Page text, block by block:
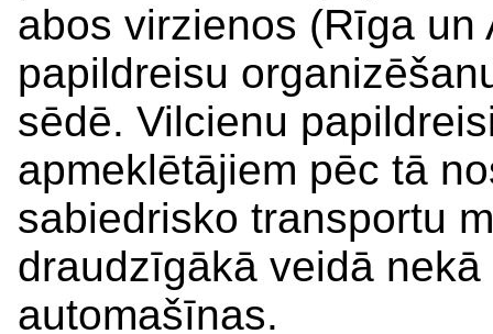
abos virzienos (Rīga un
papildreisu
sēdē. Vilcienu
apmeklētājiem pēc tā
sabiedrisko transportu
draudzīgākā veidā
automašīnas.